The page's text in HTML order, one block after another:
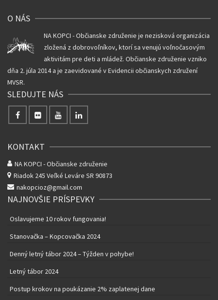
O NÁS
NA KOPCI - Občianske združenie je nezisková organizácia
zložená z dobrovoľníkov, ktorí sa venujú voľnočasovým
aktivitám pre deti a mládež. Občianske združenie vzniko
dňa 2. júla 2014 a je zaevidované v Evidencii občianskych združení
MVSR.
SLEDUJTE NÁS
KONTAKT
NA KOPCI - Občianske združenie
Riadok 245 Veľké Leváre SR 90873
nakopcioz@gmail.com
NAJNOVŠIE PRÍSPEVKY
Oslavujeme 10 rokov fungovania!
Stanovačka – Kopcovačka 2024
Denný letný tábor 2024 – Týžden v pohybe!
Letný tábor 2024
Postup krokov na poukázanie 2% zaplatenej dane